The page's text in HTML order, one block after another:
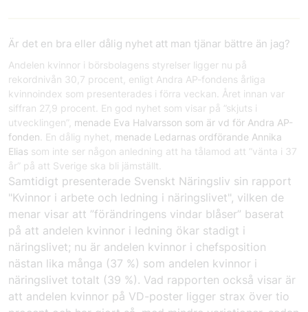
Är det en bra eller dålig nyhet att man tjänar bättre än jag?
Andelen kvinnor i börsbolagens styrelser ligger nu på
rekordnivån 30,7 procent, enligt Andra AP-fondens årliga
kvinnoindex som presenterades i förra veckan. Året innan var
siffran 27,9 procent. En god nyhet som visar på ”skjuts i
utvecklingen”, menade Eva Halvarsson som är vd för Andra AP-
fonden . En dålig nyhet, menade Ledarnas ordförande Annika
Elias som inte ser någon anledning att ha tålamod att ”vänta i 37
år” på att Sverige ska bli jämställt.
Samtidigt presenterade Svenskt Näringsliv sin rapport
"Kvinnor i arbete och ledning i näringslivet", vilken de
menar visar att ”förändringens vindar blåser” baserat
på att andelen kvinnor i ledning ökar stadigt i
näringslivet; nu är andelen kvinnor i chefsposition
nästan lika många (37 %) som andelen kvinnor i
näringslivet totalt (39 %). Vad rapporten också visar är
att andelen kvinnor på VD-poster ligger strax över tio